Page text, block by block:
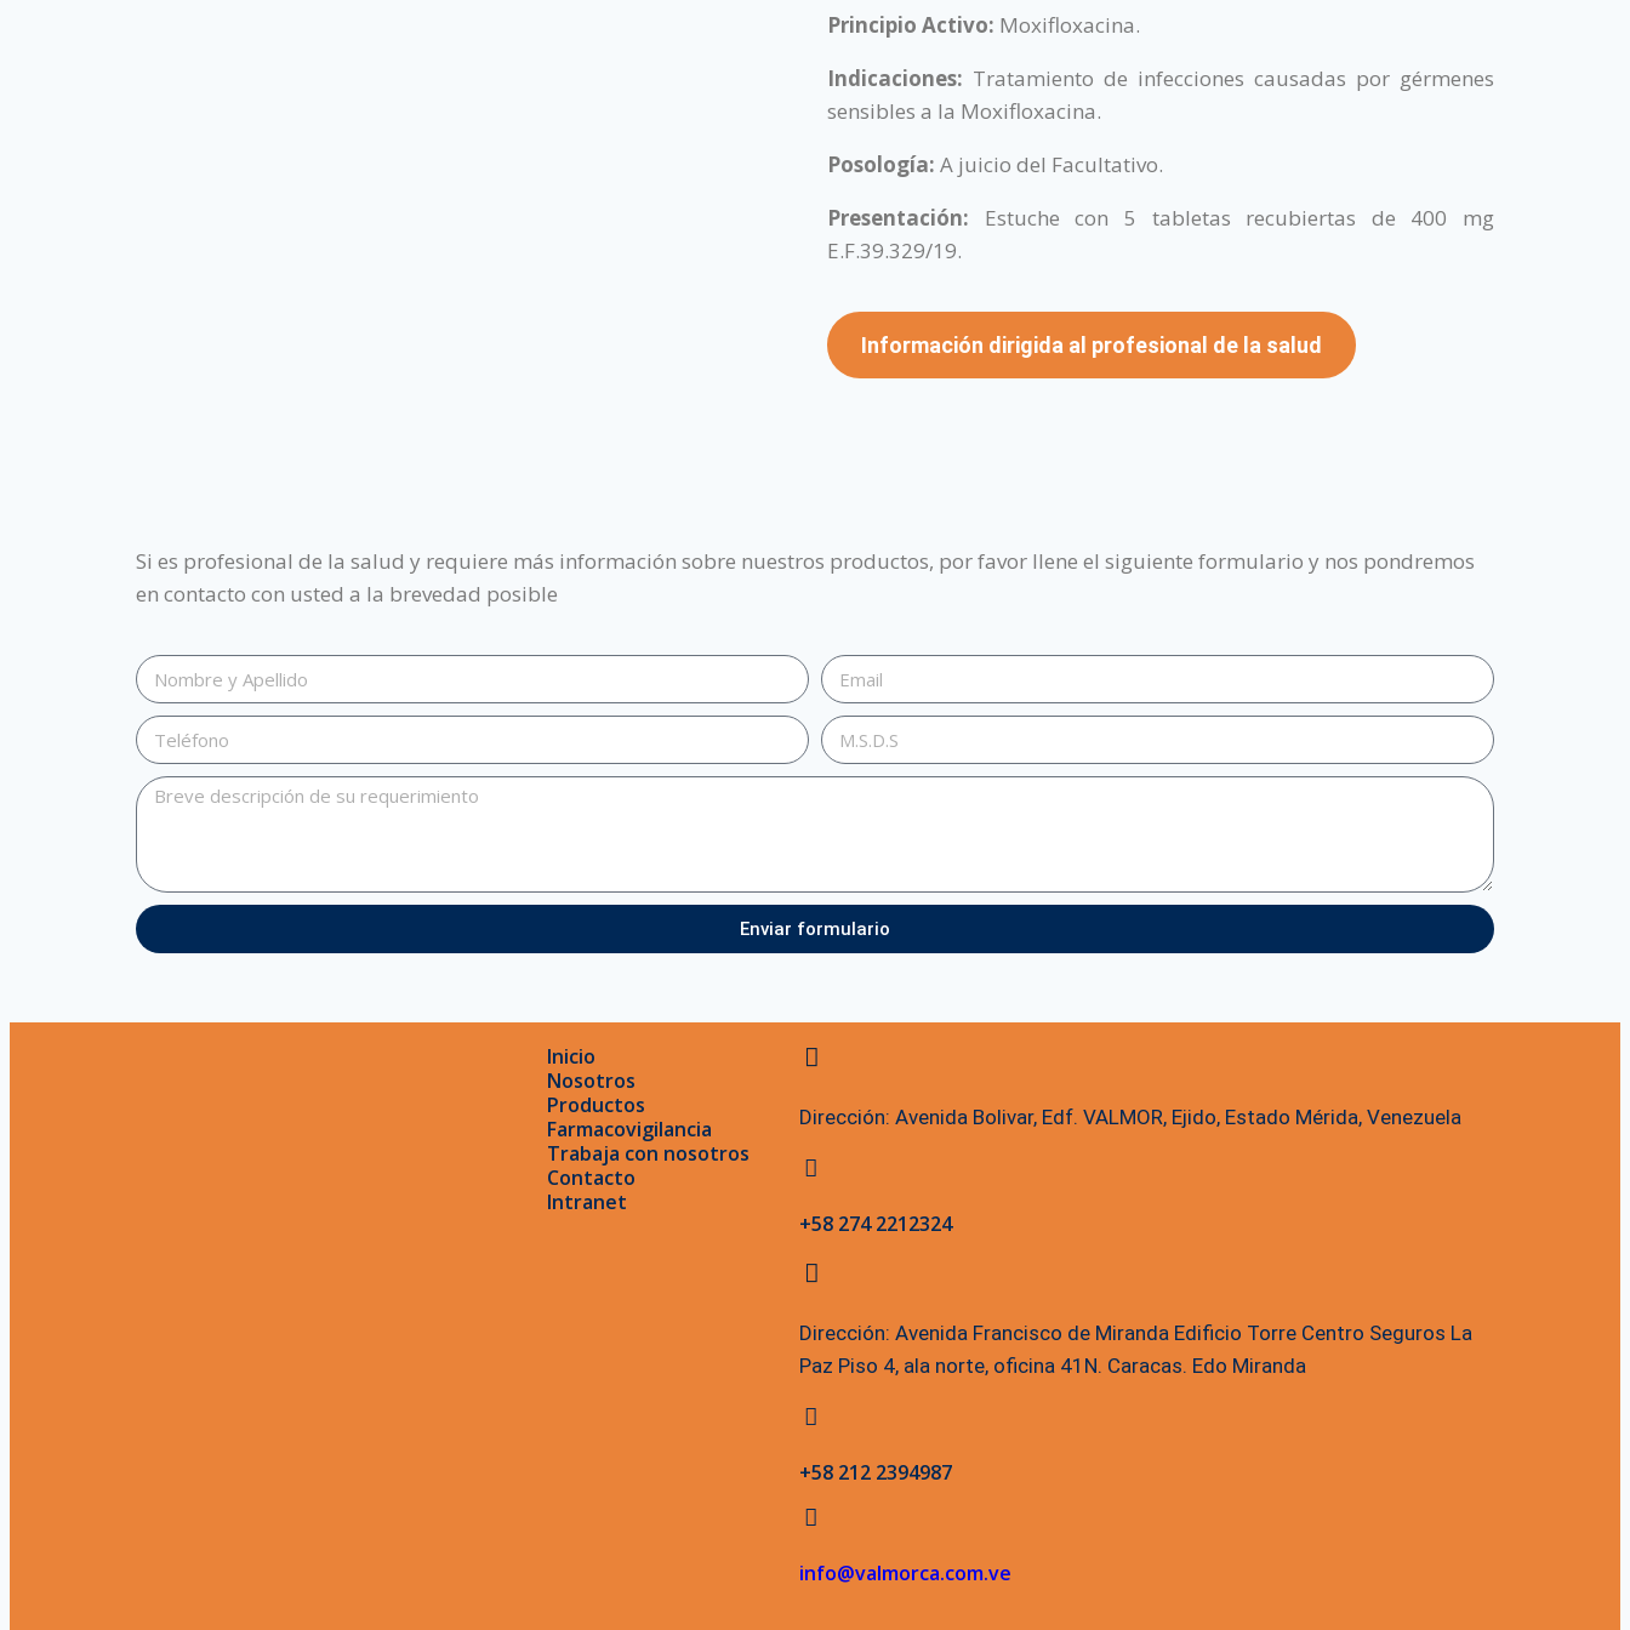
Principio Activo: Moxifloxacina.
Indicaciones: Tratamiento de infecciones causadas por gérmenes
sensibles a la Moxifloxacina.
Posología: A juicio del Facultativo.
Presentación: Estuche con 5 tabletas recubiertas de 400 mg
E.F.39.329/19.
Información dirigida al profesional de la salud
Si es profesional de la salud y requiere más información sobre nuestros productos, por favor llene el siguiente formulario y nos pondremos
en contacto con usted a la brevedad posible
Enviar formulario
Inicio
Nosotros
Productos
Farmacovigilancia
Trabaja con nosotros
Contacto
Intranet
Dirección: Avenida Bolivar, Edf. VALMOR, Ejido, Estado Mérida, Venezuela
+58 274 2212324
Dirección: Avenida Francisco de Miranda Edificio Torre Centro Seguros La
Paz Piso 4, ala norte, oficina 41N. Caracas. Edo Miranda
+58 212 2394987
info@valmorca.com.ve